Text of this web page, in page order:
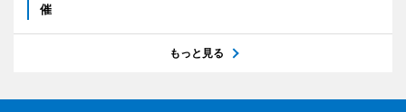
催
もっと見る